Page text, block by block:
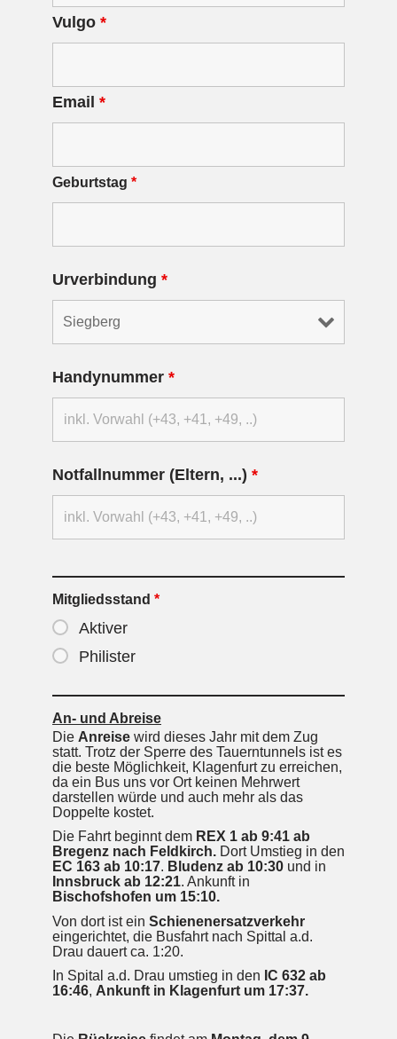
Vulgo *
Email *
Geburtstag *
Urverbindung *
Handynummer *
Notfallnummer (Eltern, ...) *
Mitgliedsstand *
Aktiver
Philister
An- und Abreise
Die Anreise wird dieses Jahr mit dem Zug
statt. Trotz der Sperre des Tauerntunnels ist es
die beste Möglichkeit, Klagenfurt zu erreichen,
da ein Bus uns vor Ort keinen Mehrwert
darstellen würde und auch mehr als das
Doppelte kostet.
Die Fahrt beginnt dem REX 1 ab 9:41 ab
Bregenz nach Feldkirch. Dort Umstieg in den
EC 163 ab 10:17. Bludenz ab 10:30 und in
Innsbruck ab 12:21. Ankunft in
Bischofshofen um 15:10.
Von dort ist ein Schienenersatzverkehr
eingerichtet, die Busfahrt nach Spittal a.d.
Drau dauert ca. 1:20.
In Spital a.d. Drau umstieg in den IC 632 ab
16:46, Ankunft in Klagenfurt um 17:37.